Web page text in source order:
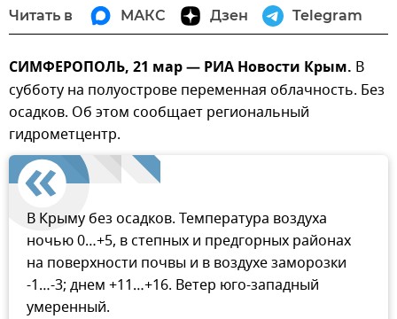
Читать в МАКС Дзен Telegram
СИМФЕРОПОЛЬ, 21 мар — РИА Новости Крым. В
субботу на полуострове переменная облачность. Без
осадков. Об этом сообщает региональный
гидрометцентр.
В Крыму без осадков. Температура воздуха
ночью 0…+5, в степных и предгорных районах
на поверхности почвы и в воздухе заморозки
-1…-3; днем +11…+16. Ветер юго-западный
умеренный.